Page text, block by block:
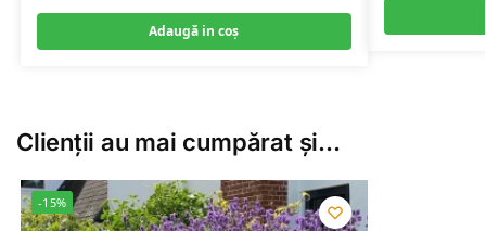
Adaugă in coş
Clienții au mai cumpărat și…
-15%